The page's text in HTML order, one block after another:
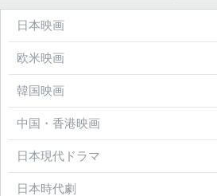
日本映画
欧米映画
韓国映画
中国・香港映画
日本現代ドラマ
日本時代劇